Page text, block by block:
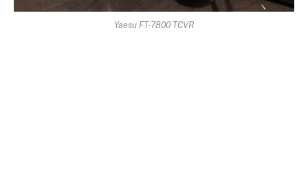
Yaesu FT-7800 TCVR